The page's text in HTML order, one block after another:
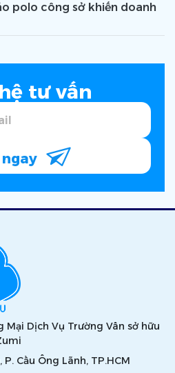
polo công sở khiến doanh
tư vấn
Mại Dịch Vụ Trường Vân sở hữu
Cầu Ông Lãnh, TP.HCM